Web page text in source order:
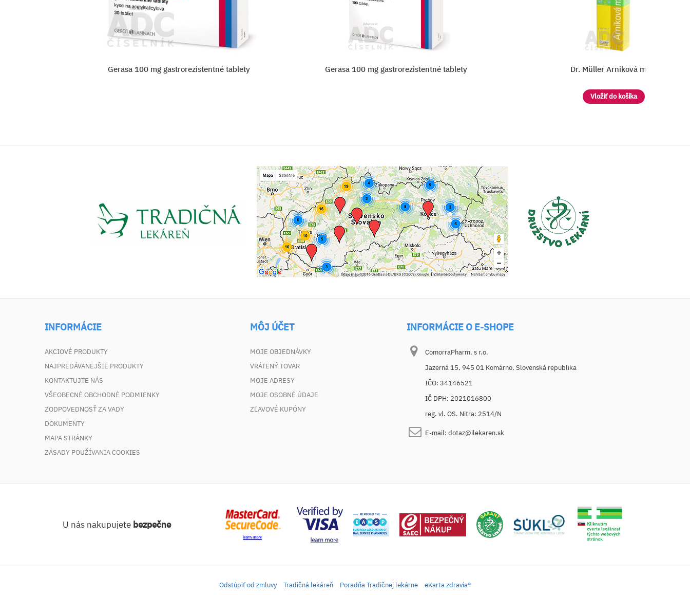
Gerasa 100 mg gastrorezistentné tablety Dr. Müller Arniková masť Vasopirin 100 mg
Vložiť do košíka
INFORMÁCIE
AKCIOVÉ PRODUKTY
NAJPREDÁVANEJŠIE PRODUKTY
KONTAKTUJTE NÁS
VŠEOBECNÉ OBCHODNÉ PODMIENKY
ZODPOVEDNOSŤ ZA VADY
DOKUMENTY
MAPA STRÁNKY
ZÁSADY POUŽÍVANIA COOKIES
MÔJ ÚČET
MOJE OBJEDNÁVKY
VRÁTENÝ TOVAR
MOJE ADRESY
MOJE OSOBNÉ ÚDAJE
ZĽAVOVÉ KUPÓNY
INFORMÁCIE O E-SHOPE
ComorraPharm, s r.o.
Jazerná 15, 945 01 Komárno, Slovenská republika
IČO: 34146521
IČ DPH: 2021016800
reg. vl. OS. Nitra: 2514/N
E-mail: dotaz@ilekaren.sk
U nás nakupujete bezpečne
Odstúpiť od zmluvy Tradičná lekáreň Poradňa Tradičnej lekárne eKarta zdravia®